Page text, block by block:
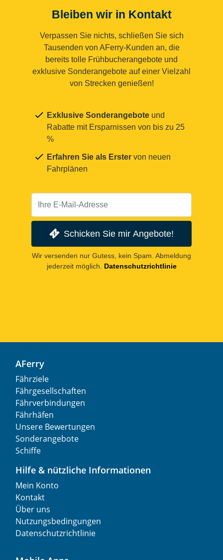
Bleiben wir in Kontakt
Verpassen Sie nichts, schließen Sie sich
Tausenden von AFerry-Kunden an, die
bereits tolle Frühbucherangebote und
exklusive Sonderangebote auf einer Vielzahl
von Strecken genießen!
Exklusive Sonderangebote und
Rabatte mit Ersparnissen von bis zu 25
%
Erfahren Sie als Erster von neuen
Fahrplänen
Schicken Sie mir Angebote!
Wir versenden nur Gutess, kein Spam. Abmeldung
jederzeit möglich.
Datenschutzrichtlinie
AFerry
Fährziele
Fährgesellschaften
Fährverbindungen
Fährhäfen
Unsere Bewertungen
Sonderangebote
Schiffe
Hilfe & nützliche Informationen
Mein Konto
Kontakt
Über uns
Nutzungsbedingungen
Datenschutzrichtlinie